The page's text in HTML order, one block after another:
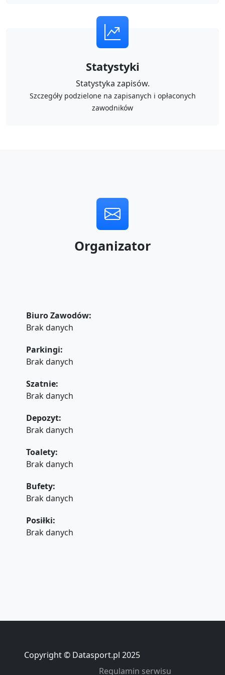
Statystyki
Statystyka zapisów.
Szczegóły podzielone na zapisanych i opłaconych
zawodników
Organizator
Biuro Zawodów:
Brak danych
Parkingi:
Brak danych
Szatnie:
Brak danych
Depozyt:
Brak danych
Toalety:
Brak danych
Bufety:
Brak danych
Posiłki:
Brak danych
Copyright © Datasport.pl 2025
Regulamin serwisu